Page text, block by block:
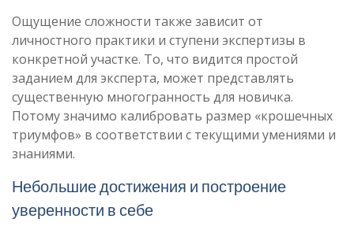
Ощущение сложности также зависит от
личностного практики и ступени экспертизы в
конкретной участке. То, что видится простой
заданием для эксперта, может представлять
существенную многогранность для новичка.
Потому значимо калибровать размер «крошечных
триумфов» в соответствии с текущими умениями и
знаниями.
Небольшие достижения и построение
уверенности в себе